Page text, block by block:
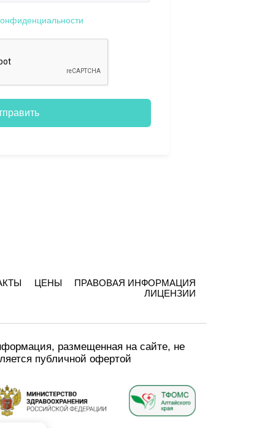
ЦЕНЫ
ПРАВОВАЯ ИНФОРМАЦИЯ
ЛИЦЕНЗИИ
размещенная на сайте, не
публичной офертой